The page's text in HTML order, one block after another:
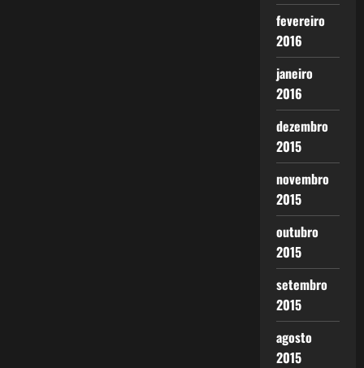
fevereiro
2016
janeiro
2016
dezembro
2015
novembro
2015
outubro
2015
setembro
2015
agosto
2015